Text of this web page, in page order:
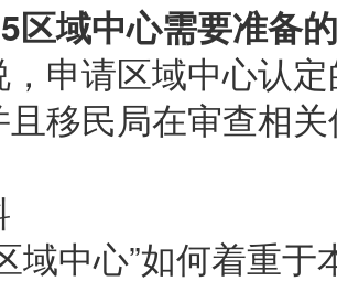
区域中心需要准备
申请区域中心认
移民局在审查相
域中心”如何着重